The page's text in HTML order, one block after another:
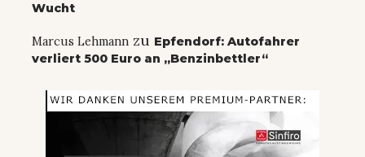
Wucht
Marcus Lehmann zu Epfendorf: Autofahrer
verliert 500 Euro an „Benzinbettler“